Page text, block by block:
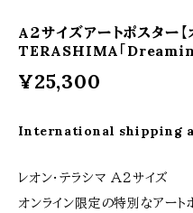
A２サイズアートポスター
TERASHIMA「
¥25,300
International shipping
レオン・テラシマ Ａ２サイズ
オンライン限定の特別なアー